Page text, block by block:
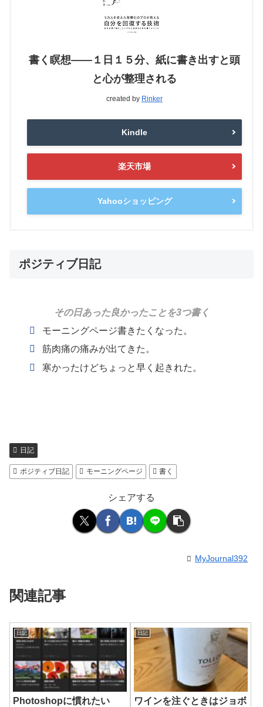
書く瞑想――１日１５分、紙に書き出すと頭
と心が整理される
created by Rinker
Kindle
楽天市場
Yahooショッピング
ポジティブ日記
その日あった良かったことを3つ書く
モーニングページ書きたくなった。
筋肉痛の痛みが出てきた。
寒かったけどちょっと早く起きれた。
日記
ポジティブ日記 モーニングページ 書く
シェアする
MyJournal392
関連記事
日記
Photoshopに慣れたい
日記
ワインを注ぐときはジョボ